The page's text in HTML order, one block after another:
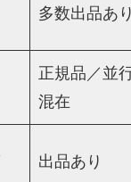
多数出品あり
正規品／並
混在
出品あり